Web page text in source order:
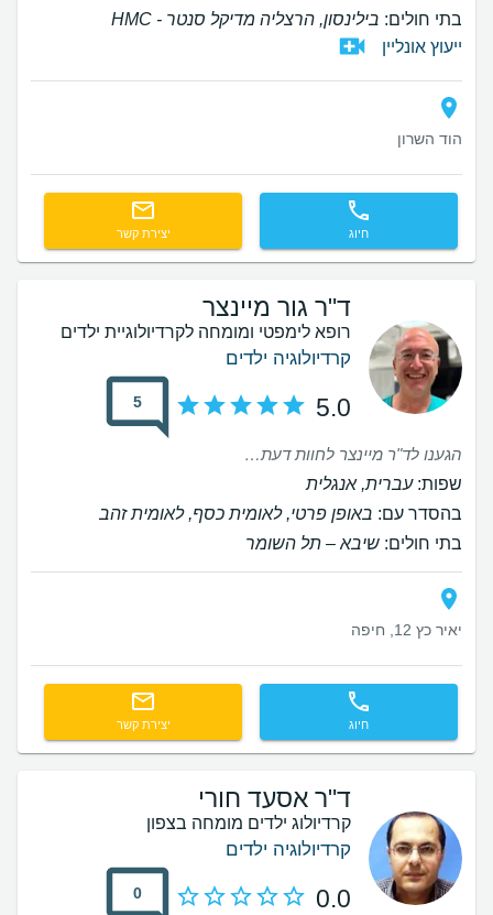
בתי חולים: בילינסון, הרצליה מדיקל סנטר - HMC
ייעוץ אונליין
הוד השרון
חיוג יצירת קשר
ד"ר גור מיינצר
רופא לימפטי ומומחה לקרדיולוגיית ילדים
קרדיולוגיה ילדים
5.0
5
הגענו לד"ר מיינצר לחוות דעת ובירור מצב מורכב של ביתנו. כבר בפגישה הראשונה הרגשנו בידיים בטוחות וקיבלנו תחושה שהוא מקדיש לנו את כל הזמן הנחוץ כדי לעבור על הדברים, להסביר ולענות על השאלות. ד"ר מיינצר המליץ על בדיקת DCMRL, ולאורך כל התקופה עד לביצועה ליווה אותנו וסייע בכל דבר שהיה נחוץ. לצד מקצועיות רבה ובלתי מתפשרת, פגשנו אדם אנושי ואמפתי. קיבלנו הסברים מפורטים וברורים לכל פעולה וממצא ומעבר לכך - הוא נתן תשומת לב לפחדים, לשאלות ולעובדה שמדובר במחלה שדורשת לא רק טיפול אלא גם ליווי לאורך זמן. הרגשנו נראים ועטופים. השילוב הזה - מומחיות מהשורה הראשונה יחד עם אכפתיות אמיתית - זה בדיוק מה שמטופל במצב מורכב זקוק לו, ואנחנו מלאי תודה על כך.
שפות:עברית, אנגלית
בהסדר עם: באופן פרטי, לאומית כסף, לאומית זהב
בתי חולים: שיבא – תל השומר
יאיר כץ 12, חיפה
חיוג יצירת קשר
ד"ר אסעד חורי
קרדיולוג ילדים מומחה בצפון
קרדיולוגיה ילדים
0.0
0